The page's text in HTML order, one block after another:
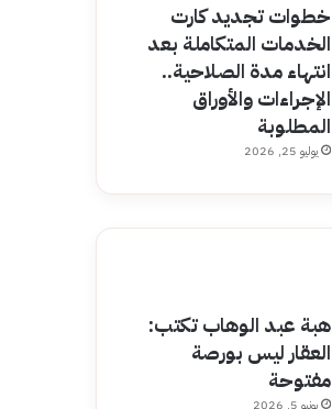
خطوات تجديد كارت
الخدمات المتكاملة بعد
انتهاء مدة الصلاحية..
الإجراءات والأوراق
المطلوبة
يوليو 25, 2026
هبة عبد الوهاب تكتب:
العقار ليس بورصة
مفتوحة
يونيو 5, 2026